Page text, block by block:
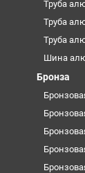
Труба
Труба
Труба
Шина
Бронза